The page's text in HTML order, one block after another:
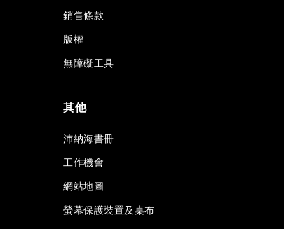
銷售條款
版權
無障礙工具
其他
沛納海書冊
工作機會
網站地圖
螢幕保護裝置及桌布